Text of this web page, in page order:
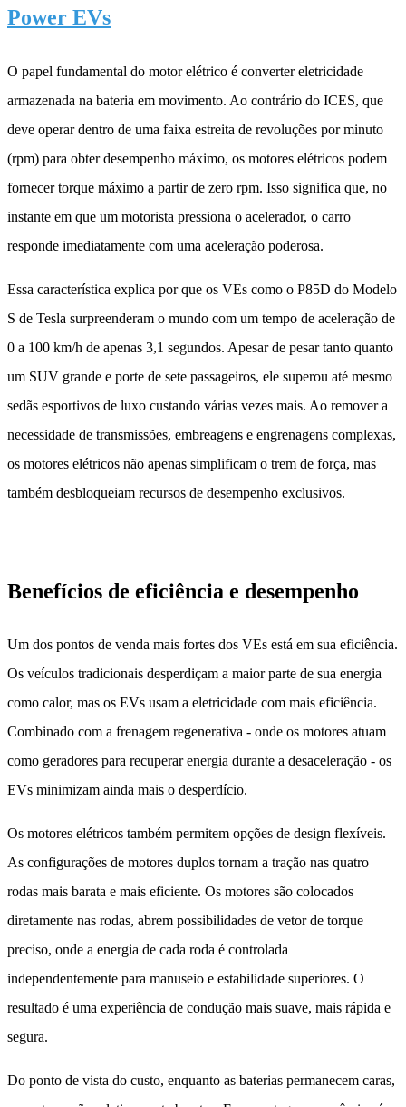
Power EVs
O papel fundamental do motor elétrico é converter eletricidade
armazenada na bateria em movimento. Ao contrário do ICES, que
deve operar dentro de uma faixa estreita de revoluções por minuto
(rpm) para obter desempenho máximo, os motores elétricos podem
fornecer torque máximo a partir de zero rpm. Isso significa que, no
instante em que um motorista pressiona o acelerador, o carro
responde imediatamente com uma aceleração poderosa.
Essa característica explica por que os VEs como o P85D do Modelo
S de Tesla surpreenderam o mundo com um tempo de aceleração de
0 a 100 km/h de apenas 3,1 segundos. Apesar de pesar tanto quanto
um SUV grande e porte de sete passageiros, ele superou até mesmo
sedãs esportivos de luxo custando várias vezes mais. Ao remover a
necessidade de transmissões, embreagens e engrenagens complexas,
os motores elétricos não apenas simplificam o trem de força, mas
também desbloqueiam recursos de desempenho exclusivos.
Benefícios de eficiência e desempenho
Um dos pontos de venda mais fortes dos VEs está em sua eficiência.
Os veículos tradicionais desperdiçam a maior parte de sua energia
como calor, mas os EVs usam a eletricidade com mais eficiência.
Combinado com a frenagem regenerativa - onde os motores atuam
como geradores para recuperar energia durante a desaceleração - os
EVs minimizam ainda mais o desperdício.
Os motores elétricos também permitem opções de design flexíveis.
As configurações de motores duplos tornam a tração nas quatro
rodas mais barata e mais eficiente. Os motores são colocados
diretamente nas rodas, abrem possibilidades de vetor de torque
preciso, onde a energia de cada roda é controlada
independentemente para manuseio e estabilidade superiores. O
resultado é uma experiência de condução mais suave, mais rápida e
segura.
Do ponto de vista do custo, enquanto as baterias permanecem caras,